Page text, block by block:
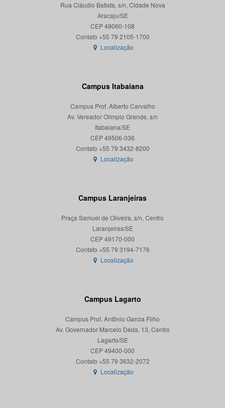
Rua Cláudio Batista, s/n, Cidade Nova
Aracaju/SE
CEP 49060-108
Localização
Campus Itabaiana
Campus Prof. Alberto Carvalho
Av. Vereador Olímpio Grande, s/n
Itabaiana/SE
CEP 49506-036
Localização
Campus Laranjeiras
Praça Samuel de Oliveira, s/n, Centro
Laranjeiras/SE
CEP 49170-000
Localização
Campus Lagarto
Campus Prof. Antônio Garcia Filho
Av. Governador Marcelo Déda, 13, Centro
Lagarto/SE
CEP 49400-000
Localização